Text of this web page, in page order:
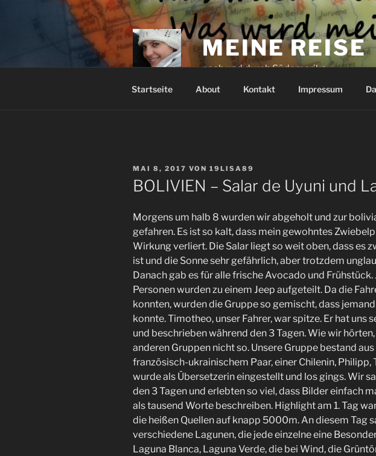
MEINE REISE
nach und durch Südamerika
Startseite About Kontakt Impressum
VERÖFFENTLICHT
AM
MAI 8, 2017 VON 19LISA89
BOLIVIEN – Salar de Uyuni und
Morgens um halb 8 wurden wir abgeholt und zur
gefahren. Es ist so kalt, dass mein gewohntes
Wirkung verliert. Die Salar liegt so weit oben, dass es
ist und die Sonne sehr gefährlich, aber trotzdem
Danach gab es für alle frische Avocado und Frühstück.
Personen wurden zu einem Jeep aufgeteilt. Da die
konnten, wurden die Gruppe so gemischt, dass
konnte. Timotheo, unser Fahrer, war spitze. Er hat uns
und beschrieben während den 3 Tagen. Wie wir
anderen Gruppen nicht so. Unsere Gruppe bestand
französisch-ukrainischem Paar, einer Chilenin, Philipp,
wurde als Übersetzerin eingestellt und los gings. Wir
den 3 Tagen und erlebten so viel, dass Bilder einfach
als tausend Worte beschreiben. Highlight am 1. Tag
die heißen Quellen auf knapp 5000m. An diesem Tag
verschiedene Lagunen, die jede einzelne eine
Laguna Blanca, Laguna Verde, die bei Wind, die